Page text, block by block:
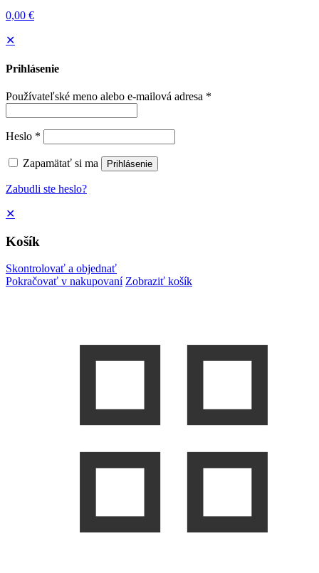
0,00 €
✕
Prihlásenie
Používateľské meno alebo e-mailová adresa *
Heslo *
Zapamätať si ma Prihlásenie
Zabudli ste heslo?
✕
Košík
Skontrolovať a objednať
Pokračovať v nakupovaní Zobraziť košík